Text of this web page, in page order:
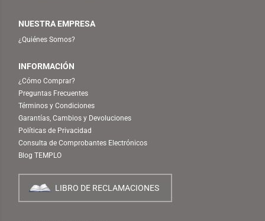
NUESTRA EMPRESA
¿Quiénes Somos?
INFORMACIÓN
¿Cómo Comprar?
Preguntas Frecuentes
Términos y Condiciones
Garantías, Cambios y Devoluciones
Políticas de Privacidad
Consulta de Comprobantes Electrónicos
Blog TEMPLO
LIBRO DE RECLAMACIONES